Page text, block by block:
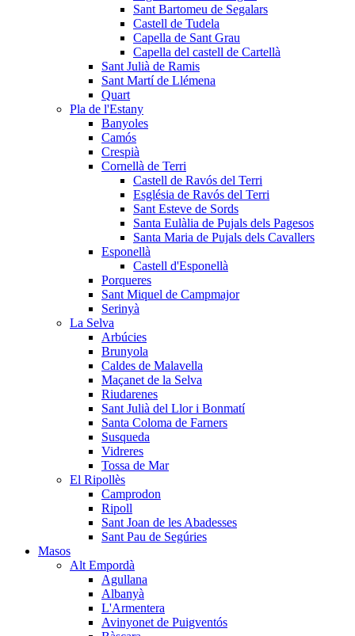
Sant Bartomeu de Segalars
Castell de Tudela
Capella de Sant Grau
Capella del castell de Cartellà
Sant Julià de Ramis
Sant Martí de Llémena
Quart
Pla de l'Estany
Banyoles
Camós
Crespià
Cornellà de Terri
Castell de Ravós del Terri
Església de Ravós del Terri
Sant Esteve de Sords
Santa Eulàlia de Pujals dels Pagesos
Santa Maria de Pujals dels Cavallers
Esponellà
Castell d'Esponellà
Porqueres
Sant Miquel de Campmajor
Serinyà
La Selva
Arbúcies
Brunyola
Caldes de Malavella
Maçanet de la Selva
Riudarenes
Sant Julià del Llor i Bonmatí
Santa Coloma de Farners
Susqueda
Vidreres
Tossa de Mar
El Ripollès
Camprodon
Ripoll
Sant Joan de les Abadesses
Sant Pau de Segúries
Masos
Alt Empordà
Agullana
Albanyà
L'Armentera
Avinyonet de Puigventós